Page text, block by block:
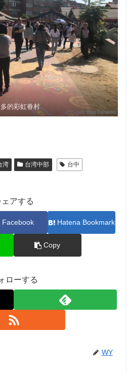
的彩虹眷村
湾 台湾中部
台中
ェアする
Facebook Hatena Bookmark
Copy
ローする
WY